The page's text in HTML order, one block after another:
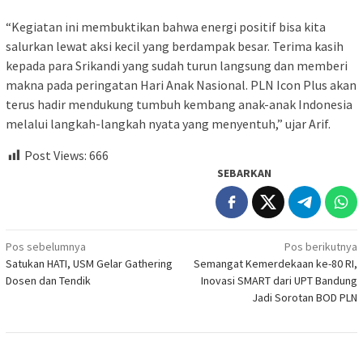
“Kegiatan ini membuktikan bahwa energi positif bisa kita
salurkan lewat aksi kecil yang berdampak besar. Terima kasih
kepada para Srikandi yang sudah turun langsung dan memberi
makna pada peringatan Hari Anak Nasional. PLN Icon Plus akan
terus hadir mendukung tumbuh kembang anak-anak Indonesia
melalui langkah-langkah nyata yang menyentuh,” ujar Arif.
Post Views: 666
SEBARKAN
Navigasi
pos
Pos sebelumnya
Satukan HATI, USM Gelar Gathering
Dosen dan Tendik
Pos berikutnya
Semangat Kemerdekaan ke-80 RI,
Inovasi SMART dari UPT Bandung
Jadi Sorotan BOD PLN